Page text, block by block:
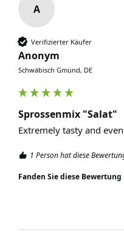
A
Verifizierter Käufer
Anonym
Schwäbisch Gmünd, DE
Sprossenmix "Salat"
Extremely tasty and
1 Person hat diese
Fanden Sie diese